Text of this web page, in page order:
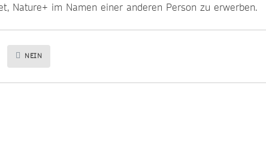
Nature+ im Namen einer anderen Person zu erwerben.
NEIN